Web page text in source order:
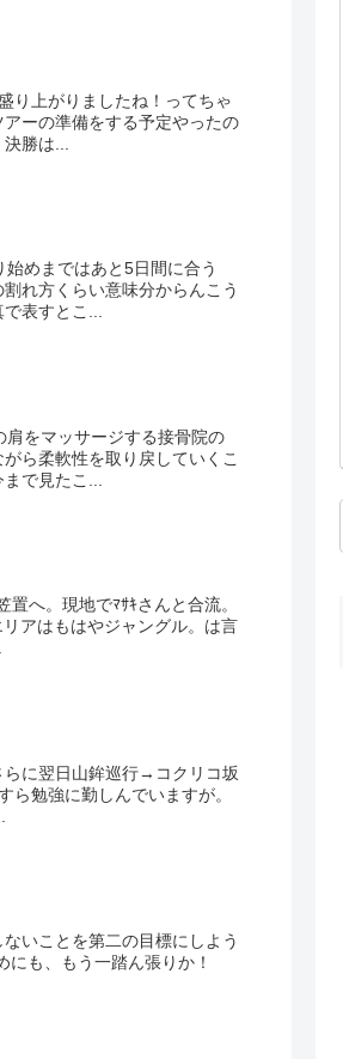
り上がりましたね！ってちゃ
ーの準備をする予定やったの
勝は...
めまではあと5日間に合う
れ方くらい意味分からんこう
表すとこ...
をマッサージする接骨院の
ら柔軟性を取り戻していくこ
で見たこ...
へ。現地でﾏｻｷさんと合流。
アはもはやジャングル。は言
に翌日山鉾巡行→コクリコ坂
勉強に勤しんでいますが。
いことを第二の目標にしよう
も、もう一踏ん張りか！